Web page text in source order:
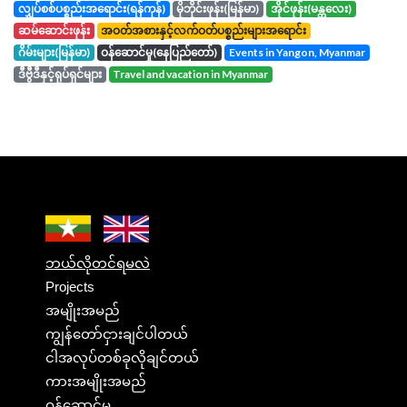
လျှပ်စစ်ပစ္စည်းအရောင်း(ရန်ကုန်) မိုဘိုင်းဖုန်း(မြန်မာ)
အိုင်ဖုန်း(မန္တလေး)
ဆမ်ဆောင်းဖုန်း
အဝတ်အစားနှင့်လက်ဝတ်ပစ္စည်းများအရောင်း
ဂိမ်းများ(မြန်မာ)
ဝန်ဆောင်မှု(နေပြည်တော်)
events in Yangon, Myanmar
ဒီဗွီဒီနှင့်ရုပ်ရှင်များ
travel and vacation in Myanmar
ဘယ်လိုတင်ရမလဲ
Projects
အမျိုးအမည်
ကျွန်တော်ငှားချင်ပါတယ်
ငါအလုပ်တစ်ခုလိုချင်တယ်
ကားအမျိုးအမည်